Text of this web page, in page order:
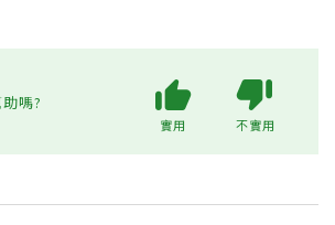
嗎?
實用 不實用